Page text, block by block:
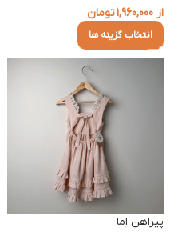
از1,960,000تومان
انتخاب گزینه ها
پیراهن اِما